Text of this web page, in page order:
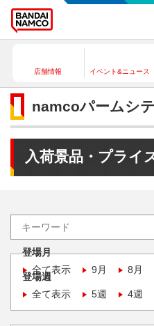
店舗情報 イベント&ニュース
namcoパームシ
入荷景品・プライ
登場月
全て表示
9月 8月
登場週
全て表示
5週 4週